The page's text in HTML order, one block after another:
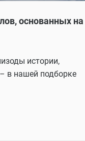
основанных на
истории,
в нашей подборке